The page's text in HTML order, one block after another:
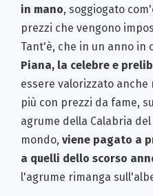
in mano, soggiogato
prezzi che vengono
Tant'è, che in un anno in
Piana, la celebre e
essere valorizzato
più con prezzi da fame,
agrume della Calabria
mondo, viene pagato a
a quelli dello scorso
l'agrume rimanga